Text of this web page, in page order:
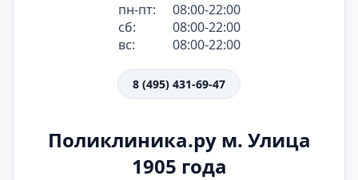
пн-пт:
08:00-22:00
сб:
08:00-22:00
вс:
08:00-22:00
8 (495) 431-69-47
Поликлиника.ру м. Улица
1905 года